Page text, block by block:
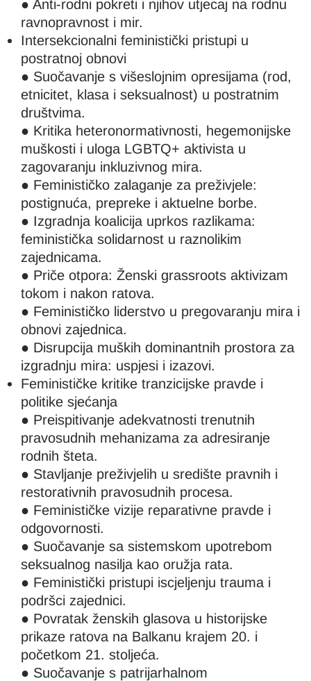
● Anti-rodni pokreti i njihov utjecaj na rodnu
ravnopravnost i mir.
Intersekcionalni feministički pristupi u
postratnoj obnovi
● Suočavanje s višeslojnim opresijama (rod,
etnicitet, klasa i seksualnost) u postratnim
društvima.
● Kritika heteronormativnosti, hegemonijske
muškosti i uloga LGBTQ+ aktivista u
zagovaranju inkluzivnog mira.
● Feminističko zalaganje za preživjele:
postignuća, prepreke i aktuelne borbe.
● Izgradnja koalicija uprkos razlikama:
feministička solidarnost u raznolikim
zajednicama.
● Priče otpora: Ženski grassroots aktivizam
tokom i nakon ratova.
● Feminističko liderstvo u pregovaranju mira i
obnovi zajednica.
● Disrupcija muških dominantnih prostora za
izgradnju mira: uspjesi i izazovi.
Feminističke kritike tranzicijske pravde i
politike sjećanja
● Preispitivanje adekvatnosti trenutnih
pravosudnih mehanizama za adresiranje
rodnih šteta.
● Stavljanje preživjelih u središte pravnih i
restorativnih pravosudnih procesa.
● Feminističke vizije reparativne pravde i
odgovornosti.
● Suočavanje sa sistemskom upotrebom
seksualnog nasilja kao oružja rata.
● Feministički pristupi iscjeljenju trauma i
podršci zajednici.
● Povratak ženskih glasova u historijske
prikaze ratova na Balkanu krajem 20. i
početkom 21. stoljeća.
● Suočavanje s patrijarhalnom